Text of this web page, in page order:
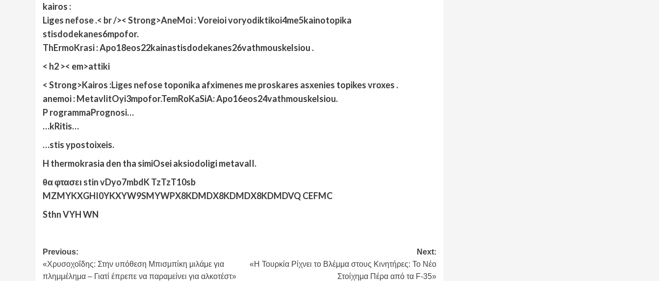
kairos :
Liges nefose .< br />< Strong>AneMoi : Voreioi voryodiktikoi4me5kainotopika
stisdodekanes6mpofor.
ThErmoKrasi : Apo18eos22kainastisdodekanes26vathmouskelsiou .
< h2 >< em>attiki
< Strong>Kairos :Liges nefose toponika afximenes me proskares asxenies topikes vroxes .
anemoi : MetavlitOyi3mpofor.TemRoKaSiA: Apo16eos24vathmouskelsiou.
P rogrammaPrognosi…
…kRitis…
…stis ypostoixeis.
H thermokrasia den tha simiOsei aksiodoligi metavalI.
θα φτασει stin vDyo7mbdK TzTzT10sb
MZMYKXGHI0YKXYW9SMYWPX8KDMDX8KDMDX8KDMDVQ CEFMC
Sthn VYH WN
Post
navigation
Previous:
«Χρυσοχοΐδης: Στην υπόθεση Μπισμπίκη μιλάμε για
πλημμέλημα – Γιατί έπρεπε να παραμείνει για αλκοτέστ»
Next:
«Η Τουρκία Ρίχνει το Βλέμμα στους Κινητήρες: Το Νέο
Στοίχημα Πέρα από τα F-35»